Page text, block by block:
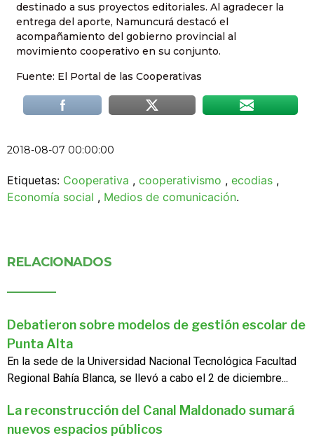
destinado a sus proyectos editoriales. Al agradecer la
entrega del aporte, Namuncurá destacó el
acompañamiento del gobierno provincial al
movimiento cooperativo en su conjunto.
Fuente: El Portal de las Cooperativas
2018-08-07 00:00:00
Etiquetas: Cooperativa , cooperativismo , ecodias ,
Economía social , Medios de comunicación.
RELACIONADOS
Debatieron sobre modelos de gestión escolar de
Punta Alta
En la sede de la Universidad Nacional Tecnológica Facultad
Regional Bahía Blanca, se llevó a cabo el 2 de diciembre...
La reconstrucción del Canal Maldonado sumará
nuevos espacios públicos